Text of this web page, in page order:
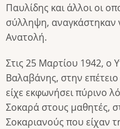
Παυλίδης και άλλοι οι
σύλληψη,
Ανατολή.
Στις 25 Μαρτίου 1942, ο
Βαλαβάνης, στην επέτειο
είχε εκφωνήσει πύρινο
Σοκαρά στους μαθητές,
Σοκαριανούς που είχαν